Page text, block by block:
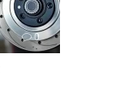
0